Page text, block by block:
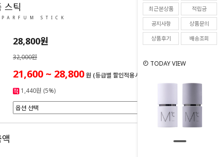
최근본상품
적립금
공지사항
상품문의
상품후기
배송조회
TODAY VIEW
스틱
STICK
28,800원
32,000원
21,600 ~ 28,800원 (등급별 할인적용시)
1,440원 (5%)
0원